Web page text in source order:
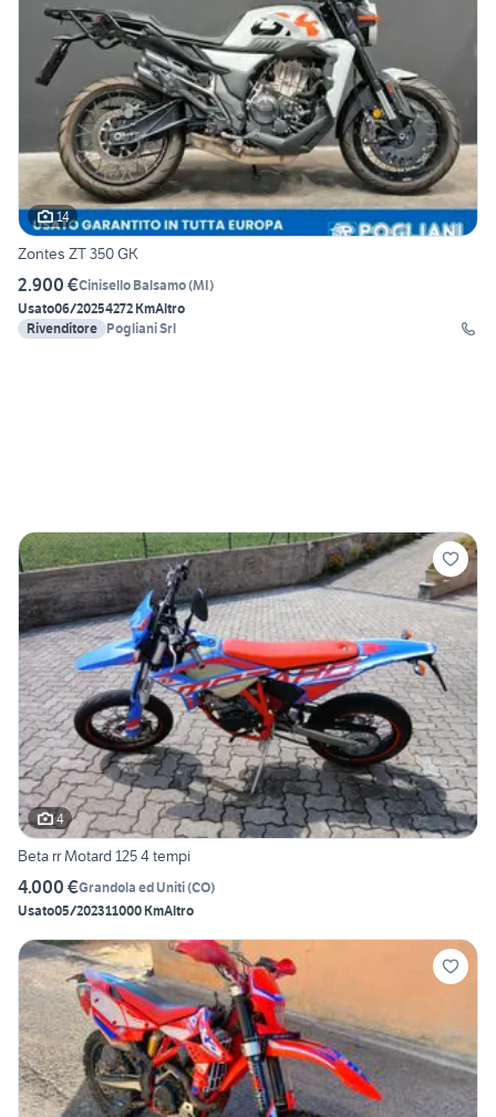
14
Zontes ZT 350 GK
2.900 €Cinisello Balsamo(MI)
Usato06/20254272 KmAltro
Rivenditore Pogliani Srl
4
Beta rr Motard 125 4 tempi
4.000 €Grandola ed Uniti(CO)
Usato05/202311000 KmAltro